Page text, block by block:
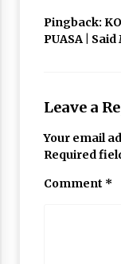
Pingback:
PUASA |
Leave a
Your email
Required
Comment *